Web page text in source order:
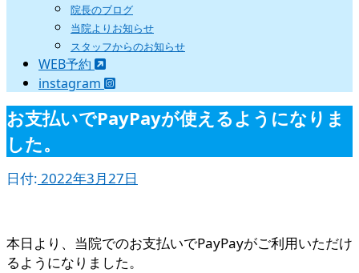
院長のブログ
当院よりお知らせ
スタッフからのお知らせ
WEB予約
instagram
お支払いでPayPayが使えるようになりま
した。
日付: 2022年3月27日
本日より、当院でのお支払いでPayPayがご利用いただけ
るようになりました。